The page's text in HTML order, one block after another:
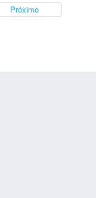
Próximo